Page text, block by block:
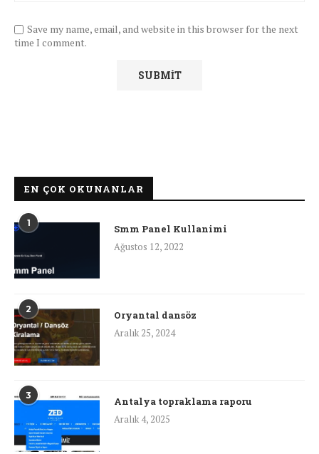
Save my name, email, and website in this browser for the next
time I comment.
EN ÇOK OKUNANLAR
1
Smm Panel Kullanimi
Ağustos 12, 2022
2
Oryantal dansöz
Aralık 25, 2024
3
Antalya topraklama raporu
Aralık 4, 2025